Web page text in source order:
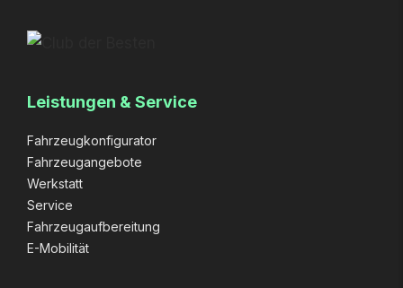
Leistungen & Service
Fahrzeugkonfigurator
Fahrzeugangebote
Werkstatt
Service
Fahrzeugaufbereitung
E-Mobilität